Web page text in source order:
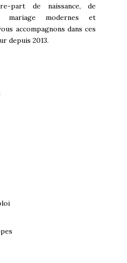
part de naissance, de
modernes et
accompagnons dans ces
depuis 2013.